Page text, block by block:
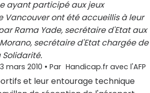
ayant participé aux jeux
Vancouver ont été accueillis à leur
Rama Yade, secrétaire d'Etat aux
secrétaire d'Etat chargée de
mars 2010 • Par Handicap.fr avec l'AFP
et leur entourage technique